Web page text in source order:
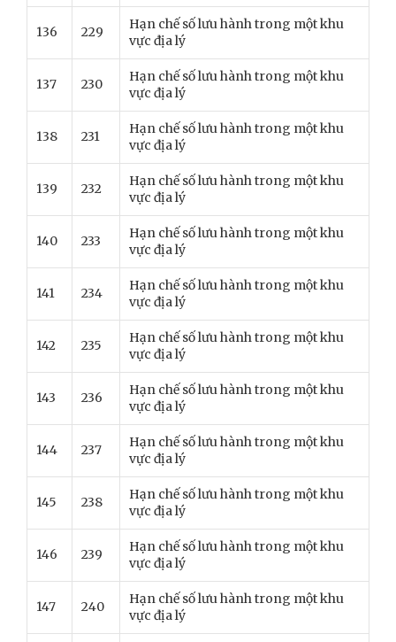
136 229
Hạn chế số lưu hành trong một khu
vực địa lý
137 230
Hạn chế số lưu hành trong một khu
vực địa lý
138 231
Hạn chế số lưu hành trong một khu
vực địa lý
139 232
Hạn chế số lưu hành trong một khu
vực địa lý
140 233
Hạn chế số lưu hành trong một khu
vực địa lý
141 234
Hạn chế số lưu hành trong một khu
vực địa lý
142 235
Hạn chế số lưu hành trong một khu
vực địa lý
143 236
Hạn chế số lưu hành trong một khu
vực địa lý
144 237
Hạn chế số lưu hành trong một khu
vực địa lý
145 238
Hạn chế số lưu hành trong một khu
vực địa lý
146 239
Hạn chế số lưu hành trong một khu
vực địa lý
147 240
Hạn chế số lưu hành trong một khu
vực địa lý